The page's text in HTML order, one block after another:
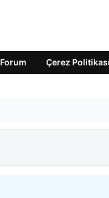
Forum Çerez Politikası